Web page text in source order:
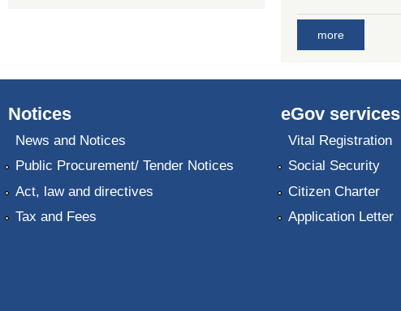
more
Notices
News and Notices
Public Procurement/ Tender Notices
Act, law and directives
Tax and Fees
eGov services
Vital Registration
Social Security
Citizen Charter
Application Letter